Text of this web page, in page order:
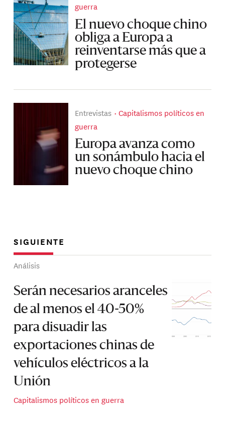
guerra
El nuevo choque chino
obliga a Europa a
reinventarse más que a
protegerse
Entrevistas
Capitalismos políticos en
guerra
Europa avanza como
un sonámbulo hacia el
nuevo choque chino
SIGUIENTE
Análisis
Serán necesarios aranceles
de al menos el 40-50%
para disuadir las
exportaciones chinas de
vehículos eléctricos a la
Unión
Capitalismos políticos en guerra